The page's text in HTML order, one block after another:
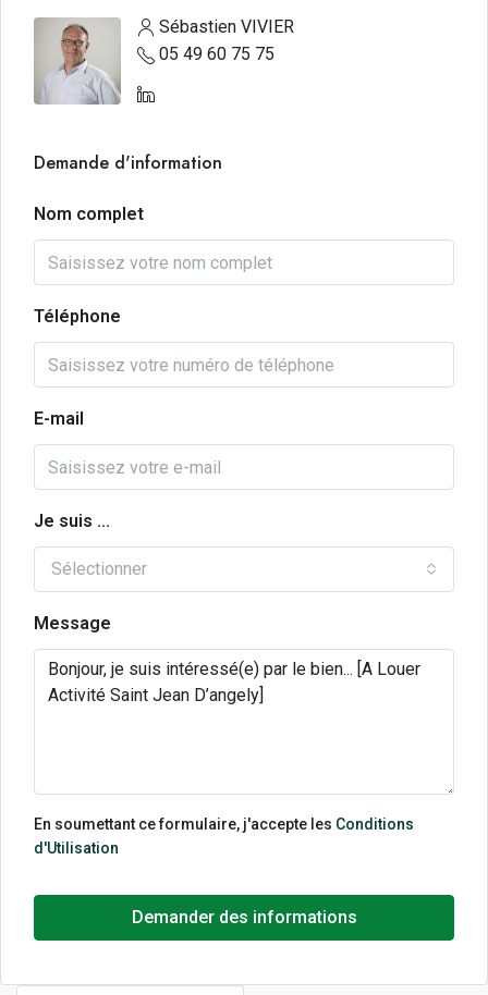
Sébastien VIVIER
05 49 60 75 75
Demande d'information
Nom complet
Téléphone
E-mail
Je suis ...
Sélectionner
Message
En soumettant ce formulaire, j'accepte les Conditions
d'Utilisation
Demander des informations